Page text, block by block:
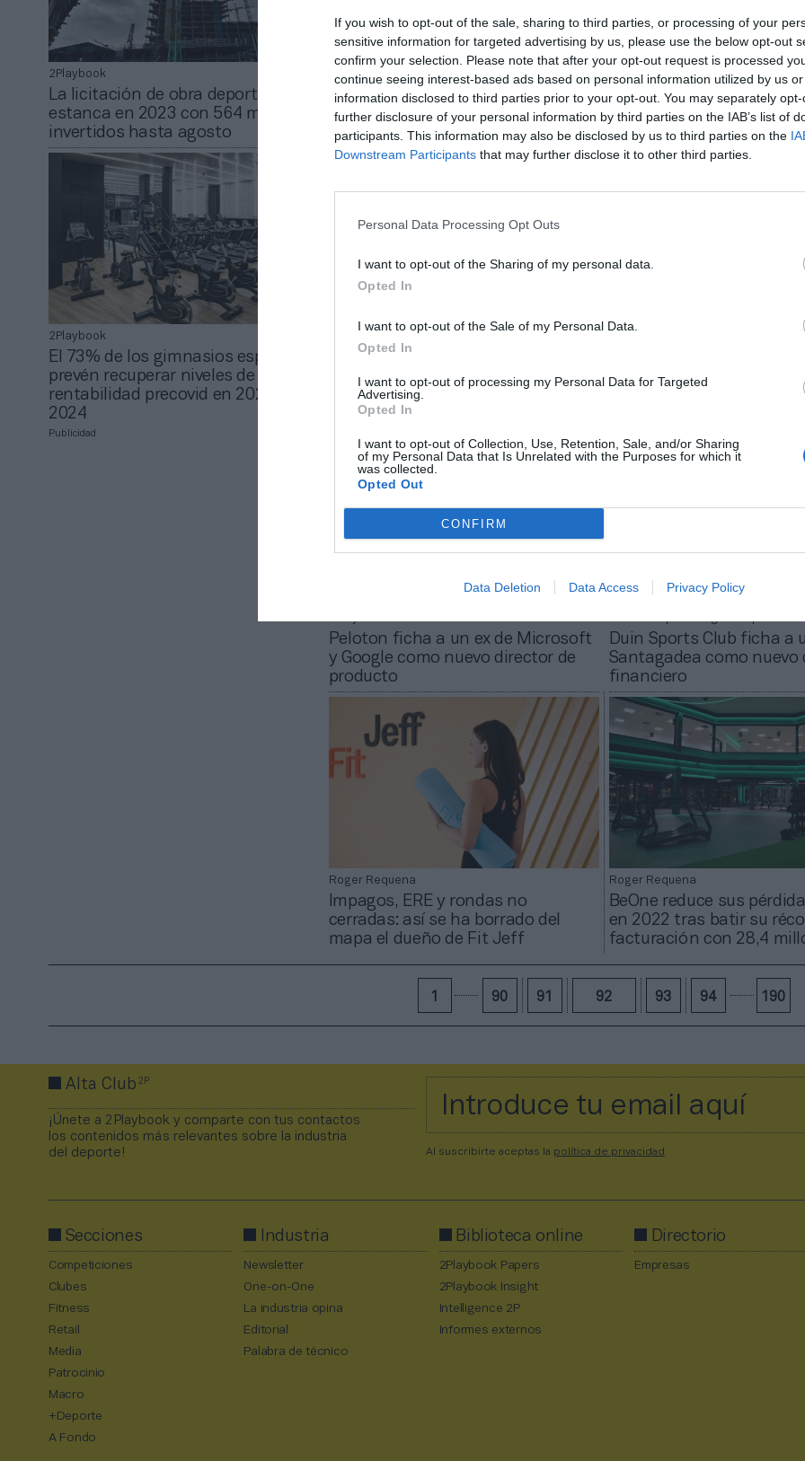
If you wish to opt-out of the sale, sharing to third parties, or processing of your
sensitive information for targeted advertising by us, please use the below opt-out
confirm your selection. Please note that after your opt-out request is processed
continue seeing interest-based ads based on personal information utilized by us
information disclosed to third parties prior to your opt-out. You may separately
further disclosure of your personal information by third parties on the IAB’s list of
participants. This information may also be disclosed by us to third parties on the
Downstream Participants that may further disclose it to other third parties.
Personal Data Processing Opt Outs
I want to opt-out of the Sharing of my personal data.
Opted In
I want to opt-out of the Sale of my Personal Data.
Opted In
I want to opt-out of processing my Personal Data for Targeted
Advertising.
Opted In
I want to opt-out of Collection, Use, Retention, Sale, and/or Sharing
of my Personal Data that Is Unrelated with the Purposes for which it
was collected.
Opted Out
CONFIRM
Data Deletion Data Access Privacy Policy
2Playbook
La licitación de obra deportiva se
estanca en 2023 con 564 millones
invertidos hasta agosto
2Playbook
Lululemon aparca Mirror y ficha a
Peloton como proveedor de fitness
digital
Roger Requena
ABC Fitness ficha a una
Fitness para la gestión
en España y el resto de
2Playbook
El 73% de los gimnasios españoles
prevén recuperar niveles de
rentabilidad precovid en 2023-
2024
Synergym se alía con Technogym
para equipar sus clubes y
digitalizar la experiencia del
abonado
récord de 30 millones en
alcanzar los 60.000
Publicidad
Peloton ficha a un ex de Microsoft
y Google como nuevo director de
producto
Duin Sports Club ficha a
Santagadea como nuevo
financiero
Roger Requena
Impagos, ERE y rondas no
cerradas: así se ha borrado del
mapa el dueño de Fit Jeff
Roger Requena
BeOne reduce sus
en 2022 tras batir su
facturación con 28,4
90 91 92 93 94 190
Alta Club2P
¡Únete a 2Playbook y comparte con tus contactos
los contenidos más relevantes sobre la industria
del deporte!
Al suscribirte aceptas la política de privacidad
Secciones
Competiciones
Clubes
Fitness
Retail
Media
Patrocinio
Macro
+Deporte
A Fondo
Industria
Newsletter
One-on-One
La industria opina
Editorial
Palabra de técnico
Biblioteca online
2Playbook Papers
2Playbook Insight
Intelligence 2P
Informes externos
Directorio
Empresas